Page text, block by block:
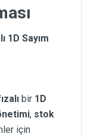
1D Sayım
bir 1D
, stok
için